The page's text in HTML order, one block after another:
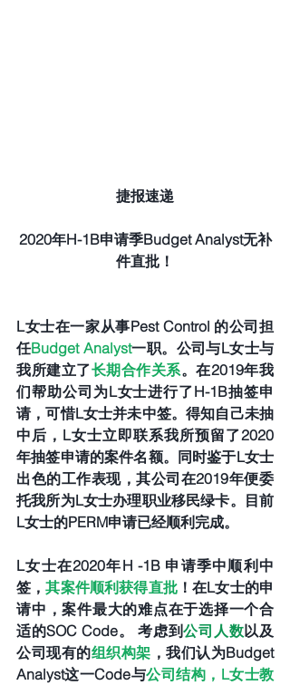
捷报速递
2020年H-1B申请季Budget Analyst无补
件直批！
L女士在一家从事Pest Control 的公司担
任Budget Analyst一职。公司与L女士与
我所建立了长期合作关系。在2019年我
们帮助公司为L女士进行了H-1B抽签申
请，可惜L女士并未中签。得知自己未抽
中后，L女士立即联系我所预留了2020
年抽签申请的案件名额。同时鉴于L女士
出色的工作表现，其公司在2019年便委
托我所为L女士办理职业移民绿卡。目前
L女士的PERM申请已经顺利完成。
L女士在2020年H -1B 申请季中顺利中
签，其案件顺利获得直批！在L女士的申
请中，案件最大的难点在于选择一个合
适的SOC Code。 考虑到公司人数以及
公司现有的组织构架 ，我们认为Budget
Analyst这一Code与公司结构，L女士教